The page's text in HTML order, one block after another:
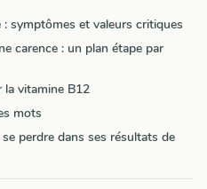
symptômes et valeurs critiques
carence : un plan étape par
la vitamine B12
mots
perdre dans ses résultats de